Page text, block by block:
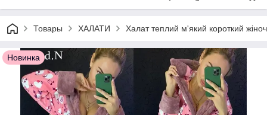
Товары ХАЛАТИ Халат теплий м'який короткий
Новинка